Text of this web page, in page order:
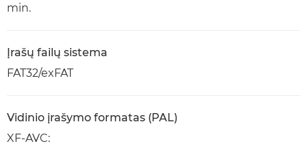
min.
Įrašų failų sistema
FAT32/exFAT
Vidinio įrašymo formatas (PAL)
XF-AVC: